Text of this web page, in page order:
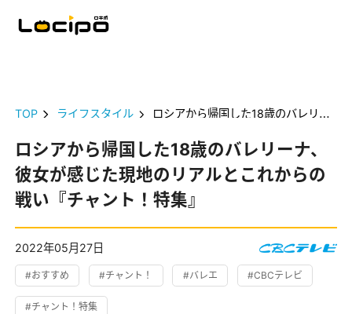
TOP ライフスタイル ロシアから帰国した18歳のバレリーナ、彼女が感じた現地のリアルとこれからの戦い『チャント！特集』
ロシアから帰国した18歳のバレリーナ、
彼女が感じた現地のリアルとこれからの
戦い『チャント！特集』
2022年05月27日
#おすすめ #チャント！ #バレエ #CBCテレビ
#チャント！特集